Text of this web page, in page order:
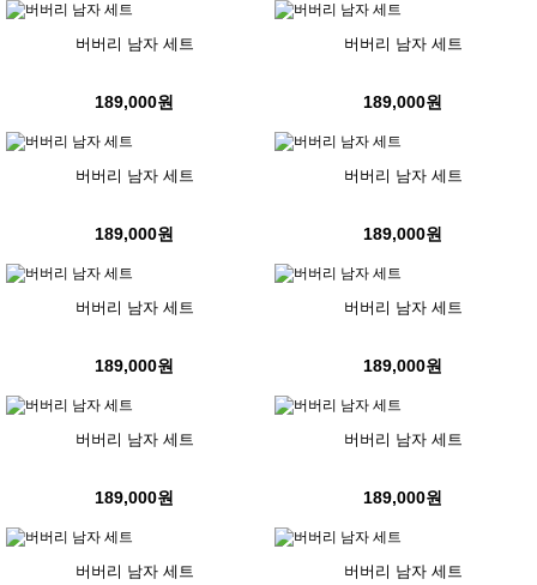
버버리 남자 세트
189,000원
버버리 남자 세트
189,000원
버버리 남자 세트
189,000원
버버리 남자 세트
189,000원
버버리 남자 세트
189,000원
버버리 남자 세트
189,000원
버버리 남자 세트
189,000원
버버리 남자 세트
189,000원
버버리 남자 세트 버버리 남자 세트